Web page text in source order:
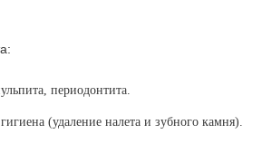
периодонтита.
(удаление налета и зубного камня).